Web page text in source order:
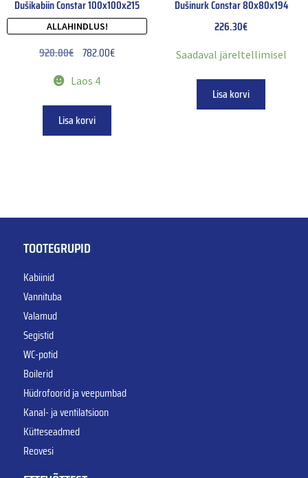
Dušikabiin Constar 100x100x215
ALLAHINDLUS!
920.00€ 782.00€
Laos 4
Lisa korvi
Dušinurk Constar 80x80x194
226.30€
Saadaval järeltellimisel
Lisa korvi
TOOTEGRUPID
Kabiinid
Vannituba
Valamud
Segistid
WC-potid
Boilerid
Hüdrofoorid ja veepumbad
Kanal- ja ventilatsioon
Kütteseadmed
Reovesi